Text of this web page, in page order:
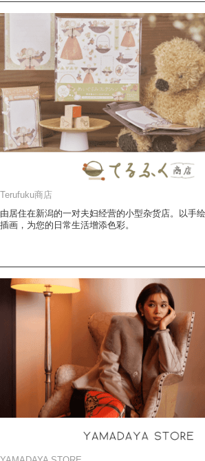
Terufuku商店
由居住在新潟的一对夫妇经营的小型杂货店。以手
插画，为您的日常生活增添色彩。